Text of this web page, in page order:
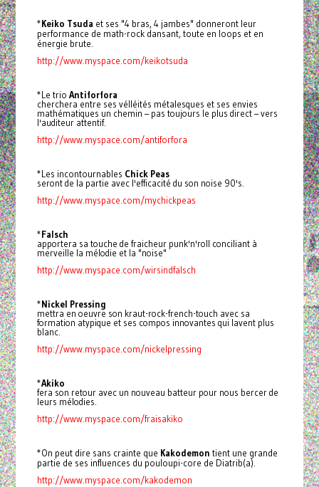
*Keiko Tsuda et ses "4 bras, 4 jambes" donneront leur
performance de math-rock dansant, toute en loops et en
énergie brute.
http://www.myspace.com/keikotsuda
*Le trio Antiforfora
cherchera entre ses vélléités métalesques et ses envies
mathématiques un chemin – pas toujours le plus direct – vers
l'auditeur attentif.
http://www.myspace.com/antiforfora
*Les incontournables Chick Peas
seront de la partie avec l'efficacité du son noise 90's.
http://www.myspace.com/mychickpeas
*Falsch
apportera sa touche de fraicheur punk'n'roll conciliant à
merveille la mélodie et la "noise"
http://www.myspace.com/wirsindfalsch
*Nickel Pressing
mettra en oeuvre son kraut-rock-french-touch avec sa
formation atypique et ses compos innovantes qui lavent plus
blanc.
http://www.myspace.com/nickelpressing
*Akiko
fera son retour avec un nouveau batteur pour nous bercer de
leurs mélodies.
http://www.myspace.com/fraisakiko
*On peut dire sans crainte que Kakodemon tient une grande
partie de ses influences du pouloupi-core de Diatrib(a).
http://www.myspace.com/kakodemon